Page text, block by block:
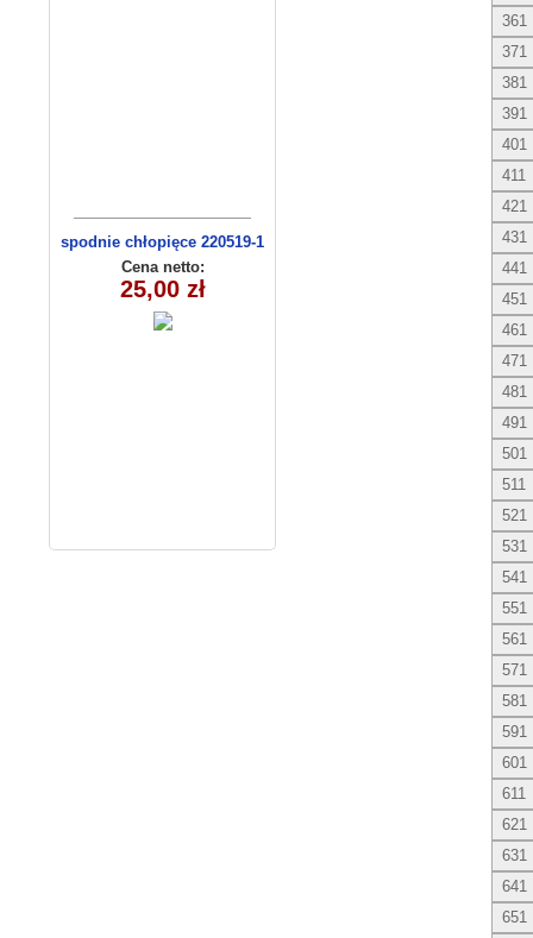
spodnie chłopięce 220519-1
(1-6) 5szt
Cena netto:
25,00 zł
361
371
381
391
401
411
421
431
441
451
461
471
481
491
501
511
521
531
541
551
561
571
581
591
601
611
621
631
641
651